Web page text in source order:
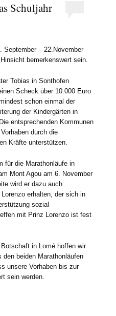
Schuljahr
September – 22.November
bemerkenswert sein.
Tobias in Sonthofen
Scheck über 10.000 Euro
schon einmal der
der Kindergärten in
entsprechenden Kommunen
durch die
Kräfte unterstützen.
für die Marathonläufe in
Mont Agou am 6. November
wird er dazu auch
erhalten, der sich in
sozial
mit Prinz Lorenzo ist fest
in Lomé hoffen wir
den beiden Marathonläufen
unsere Vorhaben bis zur
sein werden.